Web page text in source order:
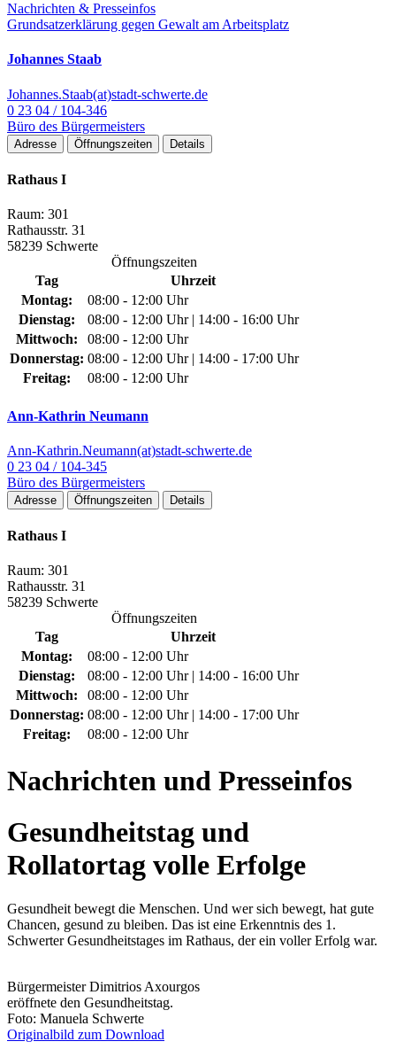
Nachrichten & Presseinfos
Grundsatzerklärung gegen Gewalt am Arbeitsplatz
Johannes Staab
Johannes.Staab(at)stadt-schwerte.de
0 23 04 / 104-346
Büro des Bürgermeisters
Adresse Öffnungszeiten Details
Rathaus I
Raum: 301
Rathausstr. 31
58239 Schwerte
Öffnungszeiten
Tag
Uhrzeit
Montag:
08:00 - 12:00 Uhr
Dienstag:
08:00 - 12:00 Uhr | 14:00 - 16:00 Uhr
Mittwoch:
08:00 - 12:00 Uhr
Donnerstag: 08:00 - 12:00 Uhr | 14:00 - 17:00 Uhr
Freitag:
08:00 - 12:00 Uhr
Ann-Kathrin Neumann
Ann-Kathrin.Neumann(at)stadt-schwerte.de
0 23 04 / 104-345
Büro des Bürgermeisters
Adresse Öffnungszeiten Details
Rathaus I
Raum: 301
Rathausstr. 31
58239 Schwerte
Öffnungszeiten
Tag
Uhrzeit
Montag:
08:00 - 12:00 Uhr
Dienstag:
08:00 - 12:00 Uhr | 14:00 - 16:00 Uhr
Mittwoch:
08:00 - 12:00 Uhr
Donnerstag: 08:00 - 12:00 Uhr | 14:00 - 17:00 Uhr
Freitag:
08:00 - 12:00 Uhr
Nachrichten und Presseinfos
Gesundheitstag und
Rollatortag volle Erfolge
Gesundheit bewegt die Menschen. Und wer sich bewegt, hat gute
Chancen, gesund zu bleiben. Das ist eine Erkenntnis des 1.
Schwerter Gesundheitstages im Rathaus, der ein voller Erfolg war.
Bürgermeister Dimitrios Axourgos
eröffnete den Gesundheitstag.
Foto: Manuela Schwerte
Originalbild zum Download